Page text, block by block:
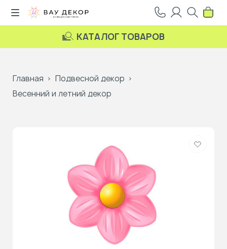
КАТАЛОГ ТОВАРОВ
Главная
Подвесной декор
Весенний и летний декор